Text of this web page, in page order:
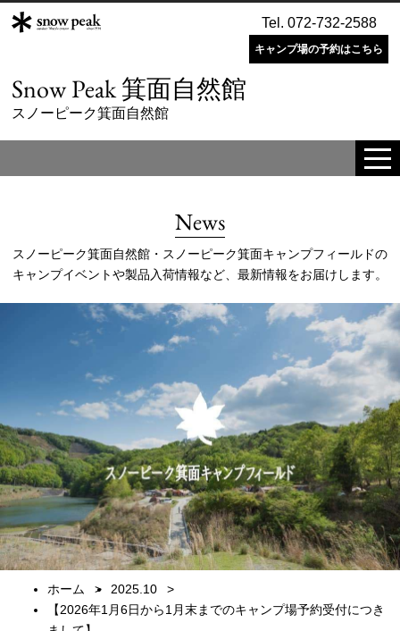
Snow Peak 箕面自然館
スノーピーク箕面自然館
Tel. 072-732-2588
キャンプ場の予約はこちら
News
スノーピーク箕面自然館・スノーピーク箕面キャンプフィールドの
キャンプイベントや製品入荷情報など、最新情報をお届けします。
ホーム
2025.10
【2026年1月6日から1月末までのキャンプ場予約受付につき